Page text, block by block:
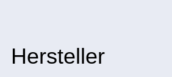
Hersteller